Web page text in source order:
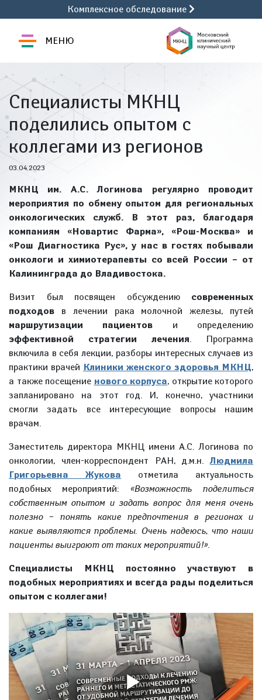
Комплексное обследование
МЕНЮ
Специалисты МКНЦ
поделились опытом с
коллегами из регионов
03.04.2023
МКНЦ им. А.С. Логинова регулярно проводит
мероприятия по обмену опытом для региональных
онкологических служб. В этот раз, благодаря
компаниям «Новартис Фарма», «Рош-Москва» и
«Рош Диагностика Рус», у нас в гостях побывали
онкологи и химиотерапевты со всей России – от
Калининграда до Владивостока.
Визит был посвящен обсуждению современных
подходов в лечении рака молочной железы, путей
маршрутизации пациентов и определению
эффективной стратегии лечения. Программа
включила в себя лекции, разборы интересных случаев из
практики врачей Клиники женского здоровья МКНЦ,
а также посещение нового корпуса, открытие которого
запланировано на этот год. И, конечно, участники
смогли задать все интересующие вопросы нашим
врачам.
Заместитель директора МКНЦ имени А.С. Логинова по
онкологии, член-корреспондент РАН, д.м.н.Людмила
Григорьевна Жукова отметила актуальность
подобных мероприятий: «Возможность поделиться
собственным опытом и задать вопрос для меня очень
полезно – понять какие предпочтения в регионах и
какие выявляются проблемы. Очень надеюсь, что наши
пациенты выиграют от таких мероприятий!».
Специалисты МКНЦ постоянно участвуют в
подобных мероприятиях и всегда рады поделиться
опытом с коллегами!